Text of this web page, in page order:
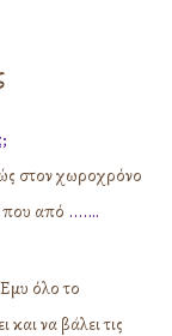
στον χωροχρόνο
που από ....…
όλο το
να βάλει τις